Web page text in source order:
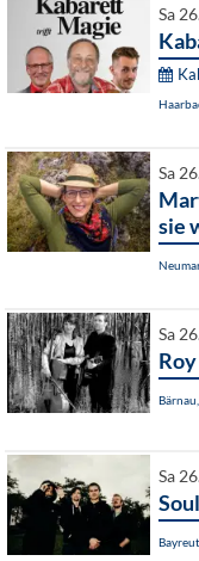
Sa
Sa
sie
Sa
Sa